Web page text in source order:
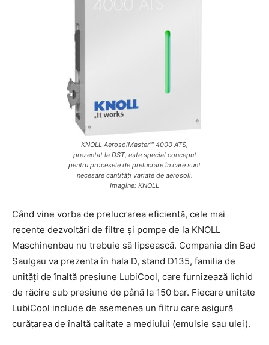
KNOLL AerosolMaster™ 4000 ATS,
prezentat la DST, este special conceput
pentru procesele de prelucrare în care sunt
necesare cantități variate de aerosoli.
Imagine: KNOLL
Când vine vorba de prelucrarea eficientă, cele mai
recente dezvoltări de filtre și pompe de la KNOLL
Maschinenbau nu trebuie să lipsească. Compania din Bad
Saulgau va prezenta în hala D, stand D135, familia de
unități de înaltă presiune LubiCool, care furnizează lichid
de răcire sub presiune de până la 150 bar. Fiecare unitate
LubiCool include de asemenea un filtru care asigură
curățarea de înaltă calitate a mediului (emulsie sau ulei).